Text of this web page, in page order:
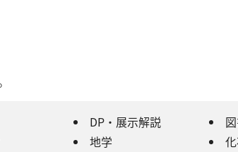
DP・展示解説
地学